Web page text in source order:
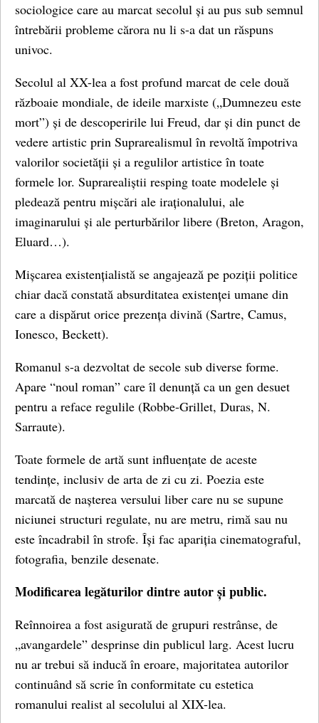
sociologice care au marcat secolul și au pus sub semnul
întrebării probleme cărora nu li s-a dat un răspuns
univoc.
Secolul al XX-lea a fost profund marcat de cele două
războaie mondiale, de ideile marxiste („Dumnezeu este
mort”) și de descoperirile lui Freud, dar și din punct de
vedere artistic prin Suprarealismul în revoltă împotriva
valorilor societății și a regulilor artistice în toate
formele lor. Suprarealiștii resping toate modelele și
pledează pentru mișcări ale iraționalului, ale
imaginarului și ale perturbărilor libere (Breton, Aragon,
Eluard…).
Mișcarea existențialistă se angajează pe poziții politice
chiar dacă constată absurditatea existenței umane din
care a dispărut orice prezența divină (Sartre, Camus,
Ionesco, Beckett).
Romanul s-a dezvoltat de secole sub diverse forme.
Apare “noul roman” care îl denunță ca un gen desuet
pentru a reface regulile (Robbe-Grillet, Duras, N.
Sarraute).
Toate formele de artă sunt influențate de aceste
tendințe, inclusiv de arta de zi cu zi. Poezia este
marcată de nașterea versului liber care nu se supune
niciunei structuri regulate, nu are metru, rimă sau nu
este încadrabil în strofe. Își fac apariția cinematograful,
fotografia, benzile desenate.
Modificarea legăturilor dintre autor și public.
Reînnoirea a fost asigurată de grupuri restrânse, de
„avangardele” desprinse din publicul larg. Acest lucru
nu ar trebui să inducă în eroare, majoritatea autorilor
continuând să scrie în conformitate cu estetica
romanului realist al secolului al XIX-lea.